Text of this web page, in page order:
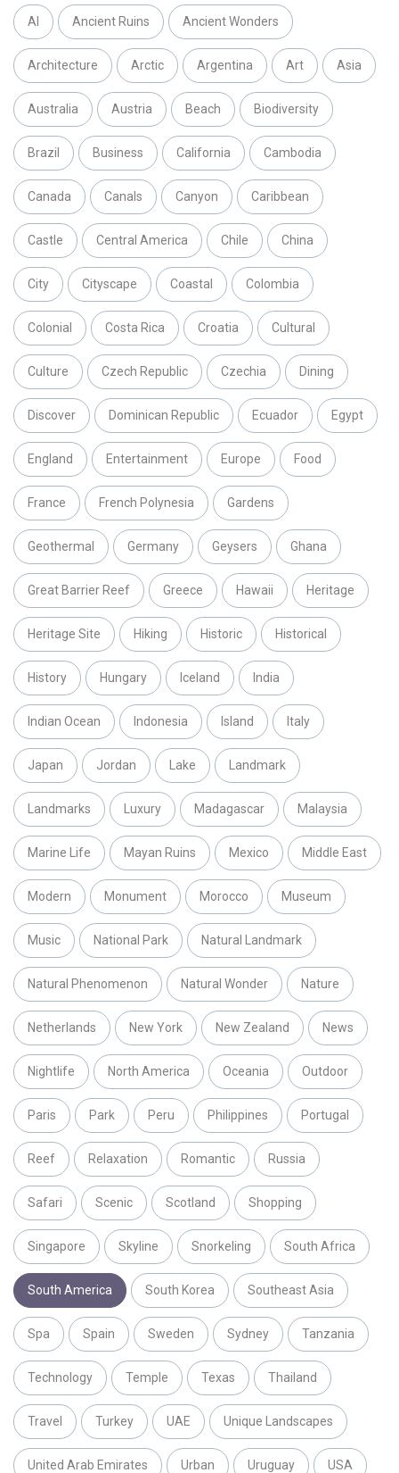
AI Ancient Ruins Ancient Wonders
Architecture Arctic Argentina Art Asia
Australia Austria Beach Biodiversity
Brazil Business California Cambodia
Canada Canals Canyon Caribbean
Castle Central America Chile China
City Cityscape Coastal Colombia
Colonial Costa Rica Croatia Cultural
Culture Czech Republic Czechia Dining
Discover Dominican Republic Ecuador Egypt
England Entertainment Europe Food
France French Polynesia Gardens
Geothermal Germany Geysers Ghana
Great Barrier Reef Greece Hawaii Heritage
Heritage Site Hiking Historic Historical
History Hungary Iceland India
Indian Ocean Indonesia Island Italy
Japan Jordan Lake Landmark
Landmarks Luxury Madagascar Malaysia
Marine Life Mayan Ruins Mexico Middle East
Modern Monument Morocco Museum
Music National Park Natural Landmark
Natural Phenomenon Natural Wonder Nature
Netherlands New York New Zealand News
Nightlife North America Oceania Outdoor
Paris Park Peru Philippines Portugal
Reef Relaxation Romantic Russia
Safari Scenic Scotland Shopping
Singapore Skyline Snorkeling South Africa
South America South Korea Southeast Asia
Spa Spain Sweden Sydney Tanzania
Technology Temple Texas Thailand
Travel Turkey UAE Unique Landscapes
United Arab Emirates Urban Uruguay USA